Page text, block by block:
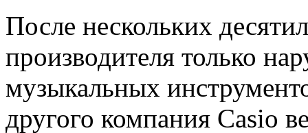
После нескольких
производителя только
музыкальных
другого компания Casio